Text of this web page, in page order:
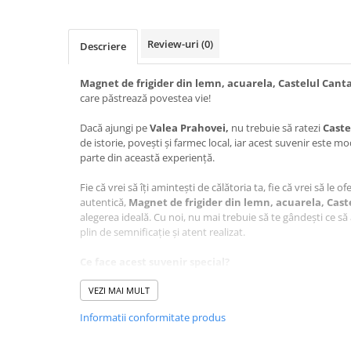
Descriere Review-uri (0)
Magnet de frigider din lemn, acuarela, Castelul
care păstrează povestea vie!
Dacă ajungi peValea Prahovei, nu trebuie să ratezi
de istorie, povești și farmec local, iar acest suvenir este
parte din această experiență.
Fie că vrei să îți amintești de călătoria ta, fie că vrei să le
autentică, Magnet de frigider din lemn, acuarela,
alegerea ideală. Cu noi, nu mai trebuie să te gândești ce
plin de semnificație și atent realizat.
Design autentic
este lucrat cu grijă pentru a păstra autenticitatea
acuarela, Castelul Cantacuzino, Busteni
VEZI MAI MULT
Informatii conformitate produs